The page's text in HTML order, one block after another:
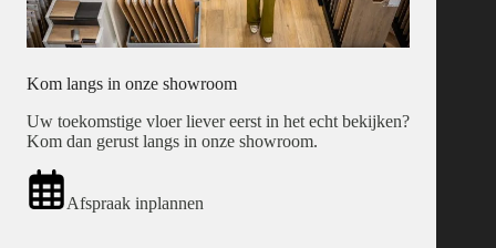
Kom langs in onze showroom
Uw toekomstige vloer liever eerst in het echt bekijken?
Kom dan gerust langs in onze showroom.
Afspraak inplannen